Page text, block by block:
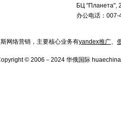
БЦ "Планета",
办公电话：
网络营销，主要核心业务有yandex推广
© 2006－2024 华俄国际